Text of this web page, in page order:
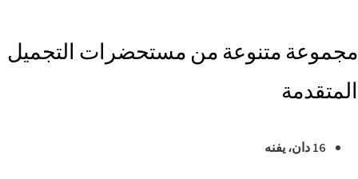
مجموعة متنوعة من مستحضرات التجميل
المتقدمة
16 دان، يفنه